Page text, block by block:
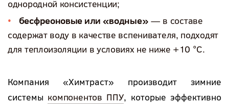
однородной консистенции;
беcфреоновые или «водные» — в составе
содержат воду в качестве вспенивателя, подходят
для теплоизоляции в условиях не ниже +10 °С.
Компания «Химтраст» производит зимние
системы компонентов ППУ, которые эффективно